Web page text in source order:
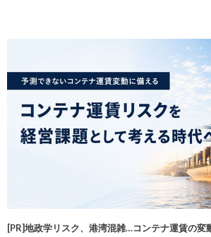
[PR]地政学リスク、港湾混雑…コンテナ運賃の変